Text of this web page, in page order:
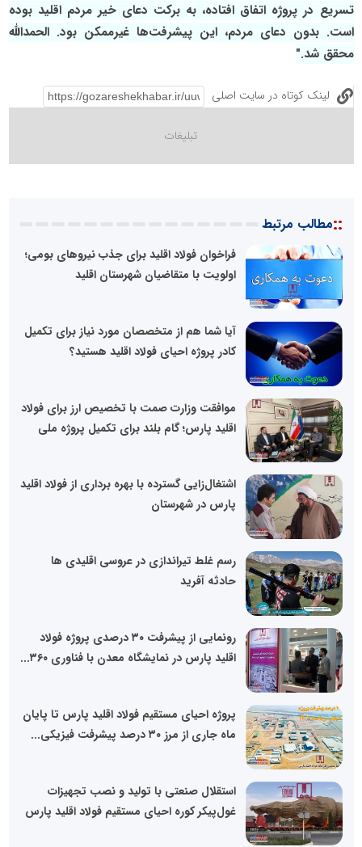
تسریع در پروژه اتفاق افتاده، به برکت دعای خیر مردم اقلید بوده
است. بدون دعای مردم، این پیشرفت‌ها غیرممکن بود. الحمدالله
محقق شد."
لینک کوتاه در سایت اصلی
::مطالب مرتبط
فراخوان فولاد اقلید برای جذب نیروهای بومی؛
اولویت با متقاضیان شهرستان اقلید
آیا شما هم از متخصصان مورد نیاز برای تکمیل
کادر پروژه احیای فولاد اقلید هستید؟
موافقت وزارت صمت با تخصیص ارز برای فولاد
اقلید پارس؛ گام بلند برای تکمیل پروژه ملی
اشتغال‌زایی گسترده با بهره برداری از فولاد اقلید
پارس در شهرستان
رسم غلط تیراندازی در عروسی اقلیدی ها
حادثه آفرید
رونمایی از پیشرفت ۳۰ درصدی پروژه فولاد
اقلید پارس در نمایشگاه معدن با فناوری ۳۶۰...
پروژه احیای مستقیم فولاد اقلید پارس تا پایان
ماه جاری از مرز ۳۰ درصد پیشرفت فیزیکی...
استقلال صنعتی با تولید و نصب تجهیزات
غول‌پیکر کوره احیای مستقیم فولاد اقلید پارس